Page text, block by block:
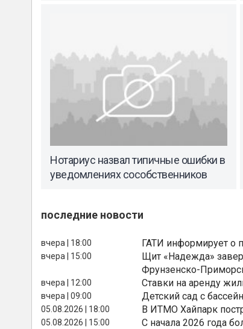
Нотариус назвал типичные ошибки в
уведомлениях сособственников
последние новости
вчера | 18:00 ГАТИ информирует о
вчера | 15:00
Щит «Надежда»
Фрунзенско-
вчера | 12:00 Ставки на аренду
вчера | 09:00 Детский сад с
05.08.2026 | 18:00 В ИТМО Хайпарк
05.08.2026 | 15:00
С начала 2026 года